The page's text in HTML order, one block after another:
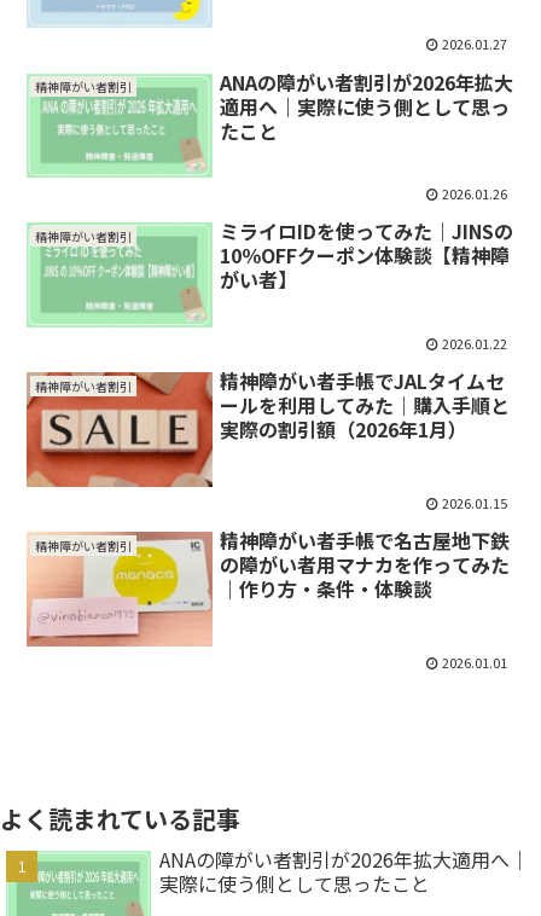
2026.01.27
精神障がい者割引
ANAの障がい者割引が2026年拡大
適用へ｜実際に使う側として思っ
たこと
2026.01.26
精神障がい者割引
ミライロIDを使ってみた｜JINSの
10％OFFクーポン体験談【精神障
がい者】
2026.01.22
精神障がい者割引
精神障がい者手帳でJALタイムセ
ールを利用してみた｜購入手順と
実際の割引額（2026年1月）
2026.01.15
精神障がい者割引
精神障がい者手帳で名古屋地下鉄
の障がい者用マナカを作ってみた
｜作り方・条件・体験談
2026.01.01
よく読まれている記事
ANAの障がい者割引が2026年拡大適用へ｜
実際に使う側として思ったこと